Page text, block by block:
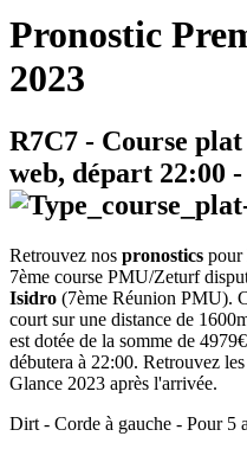
Pronostic
2023
R7C7 - Course
web, départ 22:00 -
Retrouvez nos pronostics pour
7ème course PMU/Zeturf
Isidro (7ème Réunion PMU).
court sur une distance de
est dotée de la somme de
débutera à 22:00. Retrouvez
Glance 2023 après l'arrivée.
Dirt - Corde à gauche - Pour 5